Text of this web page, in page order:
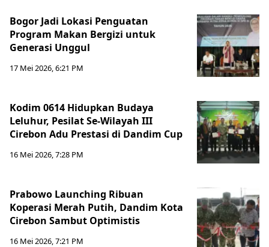
Bogor Jadi Lokasi Penguatan
Program Makan Bergizi untuk
Generasi Unggul
17 Mei 2026, 6:21 PM
Kodim 0614 Hidupkan Budaya
Leluhur, Pesilat Se-Wilayah III
Cirebon Adu Prestasi di Dandim Cup
16 Mei 2026, 7:28 PM
Prabowo Launching Ribuan
Koperasi Merah Putih, Dandim Kota
Cirebon Sambut Optimistis
16 Mei 2026, 7:21 PM